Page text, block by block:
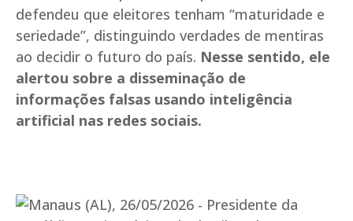
defendeu que eleitores tenham “maturidade e
seriedade”, distinguindo verdades de mentiras
ao decidir o futuro do país. Nesse sentido, ele
alertou sobre a disseminação de
informações falsas usando inteligência
artificial nas redes sociais.